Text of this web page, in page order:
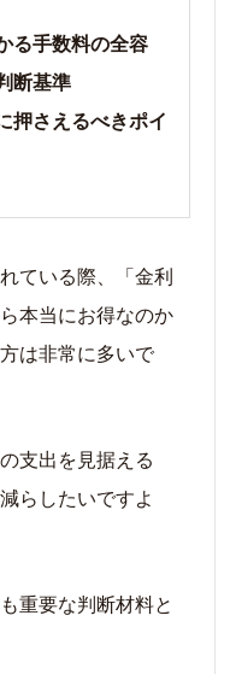
る手数料の全容
断基準
押さえるべきポイ
ている際、「金利
本当にお得なのか
は非常に多いで
支出を見据える
らしたいですよ
重要な判断材料と